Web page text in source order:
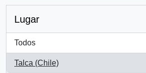
Lugar
Todos
Talca (Chile)
, 1 resultados